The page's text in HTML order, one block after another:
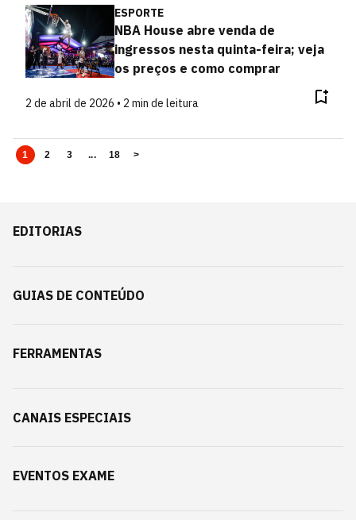
ESPORTE
NBA House abre venda de
ingressos nesta quinta-feira; veja
os preços e como comprar
2 de abril de 2026 • 2 min de leitura
1 2 3 ... 18 >
EDITORIAS
GUIAS DE CONTEÚDO
FERRAMENTAS
CANAIS ESPECIAIS
EVENTOS EXAME